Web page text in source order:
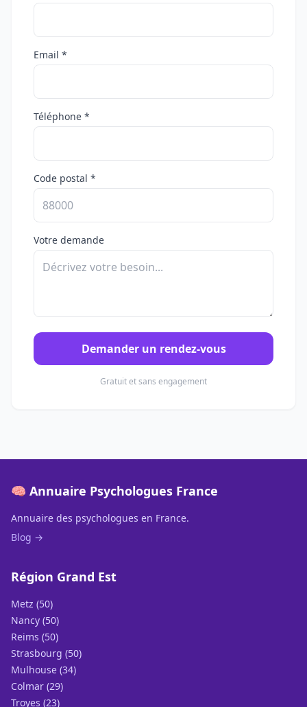
Email *
Téléphone *
Code postal *
Votre demande
Demander un rendez-vous
Gratuit et sans engagement
🧠 Annuaire Psychologues France
Annuaire des psychologues en France.
Blog →
Région Grand Est
Metz (50)
Nancy (50)
Reims (50)
Strasbourg (50)
Mulhouse (34)
Colmar (29)
Troyes (23)